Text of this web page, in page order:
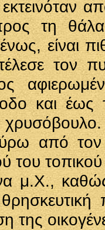
τη
είναι
τον
και
από
του
μ.Χ.,
της